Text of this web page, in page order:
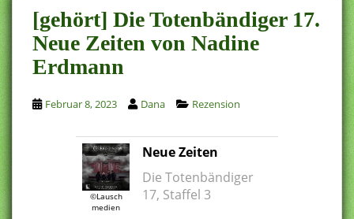
n
c
o
n
t
e
n
t
[gehört] Die Totenbändiger 17.
Neue Zeiten von Nadine
Erdmann
Februar 8, 2023 Dana Rezension
©Lausch
medien
Neue Zeiten
Die Totenbändiger
17, Staffel 3